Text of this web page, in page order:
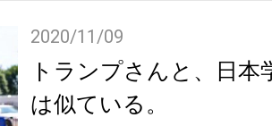
2020/11/09
トランプさんと、日本
は似ている。